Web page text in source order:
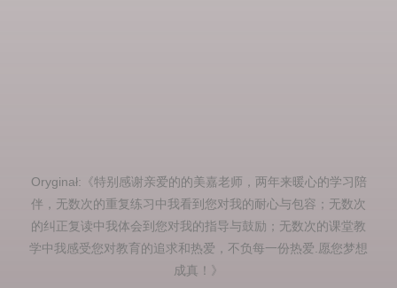
Oryginał:《特别感谢亲爱的的美嘉老师，两年来暖心的学习陪
伴，无数次的重复练习中我看到您对我的耐心与包容；无数次
的纠正复读中我体会到您对我的指导与鼓励；无数次的课堂教
学中我感受您对教育的追求和热爱，不负每一份热爱.愿您梦想
成真！》